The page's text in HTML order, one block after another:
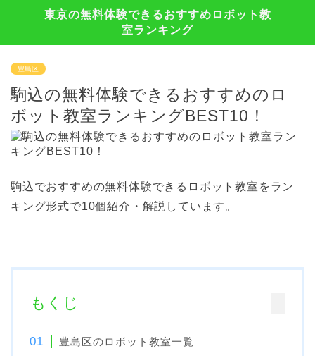
東京の無料体験できるおすすめロボット教
室ランキング
豊島区
駒込の無料体験できるおすすめのロ
ボット教室ランキングBEST10！
駒込でおすすめの無料体験できるロボット教室をラン
キング形式で10個紹介・解説しています。
もくじ
豊島区のロボット教室一覧